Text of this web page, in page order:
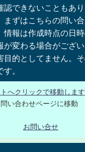
認できないこともあり
まずはこちらの問い
情報は作成時点の日
が変わる場合がござ
目的としてません。
。
へクリックで移動します
い合わせページに移動
お問い合せ